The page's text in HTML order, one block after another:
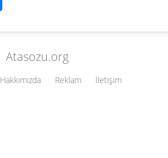
Atasozu.org
Hakkımızda Reklam İletişim